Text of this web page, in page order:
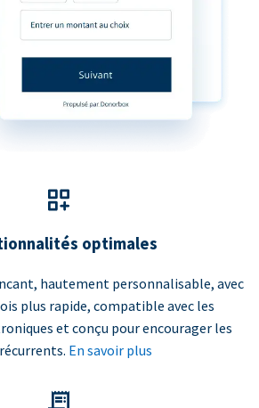
optimales
hautement personnalisable, avec
plus rapide, compatible avec les
et conçu pour encourager les
En savoir plus